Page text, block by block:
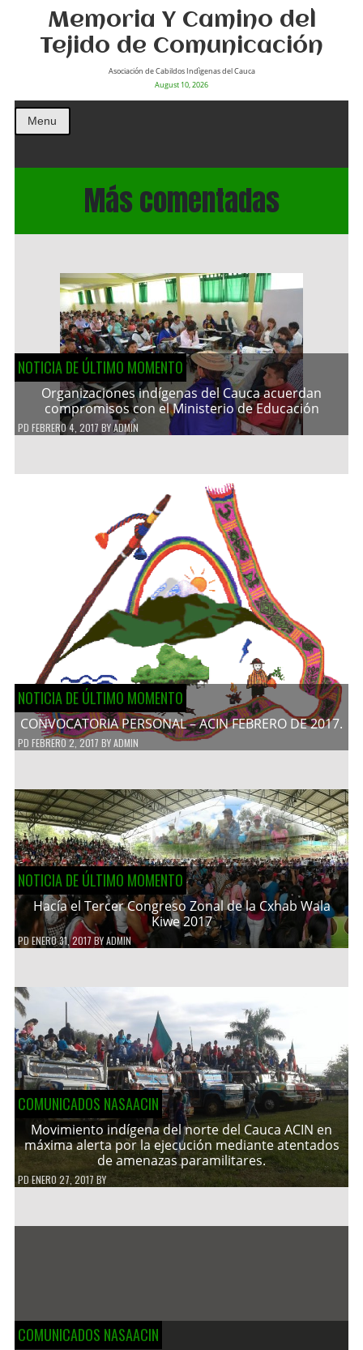
Memoria Y Camino del
Tejido de Comunicación
Asociación de Cabildos Indìgenas del Cauca
August 10, 2026
Menu
Más comentadas
NOTICIA DE ÚLTIMO MOMENTO
Organizaciones indígenas del Cauca acuerdan
compromisos con el Ministerio de Educación
PD FEBRERO 4, 2017 BYADMIN
NOTICIA DE ÚLTIMO MOMENTO
CONVOCATORIA PERSONAL – ACIN FEBRERO DE 2017.
PD FEBRERO 2, 2017 BYADMIN
NOTICIA DE ÚLTIMO MOMENTO
Hacía el Tercer Congreso Zonal de la Cxhab Wala
Kiwe 2017
PDENERO 31, 2017 BYADMIN
COMUNICADOS NASAACIN
Movimiento indígena del norte del Cauca ACIN en
máxima alerta por la ejecución mediante atentados
de amenazas paramilitares.
PDENERO 27, 2017 BY
COMUNICADOS NASAACIN